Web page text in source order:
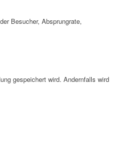
Besucher, Absprungrate,
gespeichert wird. Andernfalls wird